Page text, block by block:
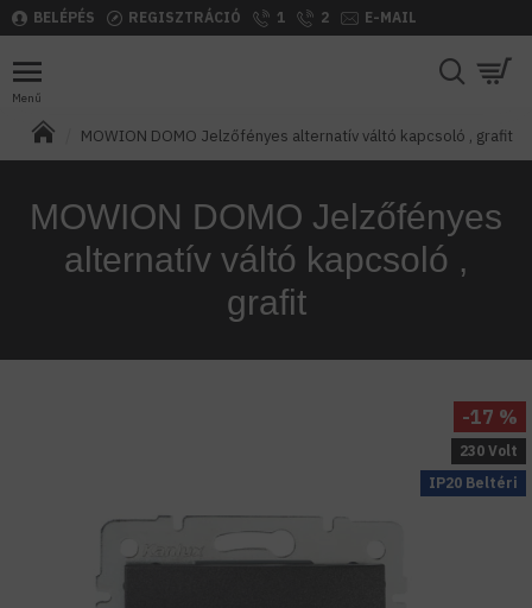
BELÉPÉS REGISZTRÁCIÓ 1 2 E-MAIL
MOWION DOMO Jelzőfényes alternatív váltó kapcsoló , grafit
MOWION DOMO Jelzőfényes
alternatív váltó kapcsoló ,
grafit
IP20 Beltéri
230 Volt
-17 %